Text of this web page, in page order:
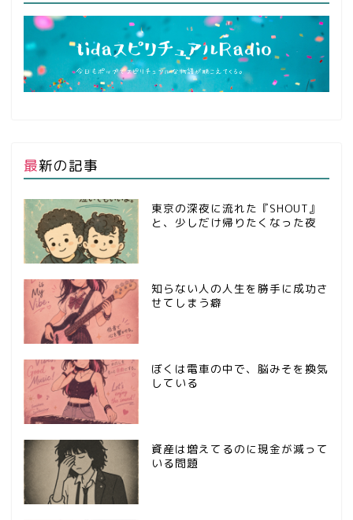
最新の記事
東京の深夜に流れた『SHOUT』
と、少しだけ帰りたくなった夜
知らない人の人生を勝手に成功さ
せてしまう癖
ぼくは電車の中で、脳みそを換気
している
資産は増えてるのに現金が減って
いる問題